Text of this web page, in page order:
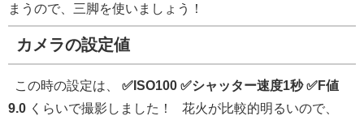
まうので、三脚を使いましょう！
カメラの設定値
この時の設定は、 ✅ISO100 ✅シャッター速度1秒 ✅F値
9.0 くらいで撮影しました！ 花火が比較的明るいので、